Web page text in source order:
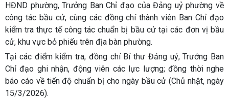
HĐND phường, Trưởng Ban Chỉ đạo của Đảng uỷ phường về
công tác bầu cử, cùng các đồng chí thành viên Ban Chỉ đạo
kiểm tra thực tế công tác chuẩn bị bầu cử tại các đơn vị bầu
cử, khu vực bỏ phiếu trên địa bàn phường.
Tại các điểm kiểm tra, đồng chí Bí thư Đảng uỷ, Trưởng Ban
Chỉ đạo ghi nhận, động viên các lực lượng; đồng thời nghe
báo cáo về tiến độ chuẩn bị cho ngày bầu cử (Chủ nhật, ngày
15/3/2026).